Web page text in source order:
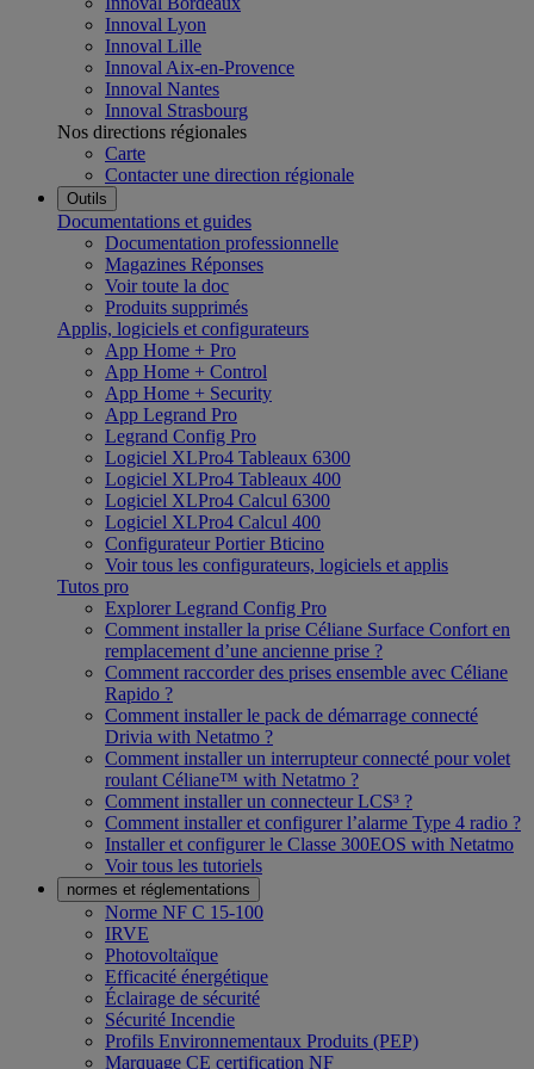
Innoval Lyon
Innoval Lille
Innoval Aix-en-Provence
Innoval Nantes
Innoval Strasbourg
Nos directions régionales
Carte
Contacter une direction régionale
Outils
Documentations et guides
Documentation professionnelle
Magazines Réponses
Voir toute la doc
Produits supprimés
Applis, logiciels et configurateurs
App Home + Pro
App Home + Control
App Home + Security
App Legrand Pro
Legrand Config Pro
Logiciel XLPro4 Tableaux 6300
Logiciel XLPro4 Tableaux 400
Logiciel XLPro4 Calcul 6300
Logiciel XLPro4 Calcul 400
Configurateur Portier Bticino
Voir tous les configurateurs, logiciels et applis
Tutos pro
Explorer Legrand Config Pro
Comment installer la prise Céliane Surface Confort en
remplacement d’une ancienne prise ?
Comment raccorder des prises ensemble avec Céliane
Rapido ?
Comment installer le pack de démarrage connecté
Drivia with Netatmo ?
Comment installer un interrupteur connecté pour volet
roulant Céliane™ with Netatmo ?
Comment installer un connecteur LCS³ ?
Comment installer et configurer l’alarme Type 4 radio ?
Installer et configurer le Classe 300EOS with Netatmo
Voir tous les tutoriels
normes et réglementations
Norme NF C 15-100
IRVE
Photovoltaïque
Efficacité énergétique
Éclairage de sécurité
Sécurité Incendie
Profils Environnementaux Produits (PEP)
Marquage CE certification NF